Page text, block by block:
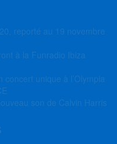
reporté au 19 novembre
à la Funradio Ibiza
unique à l’Olympia
son de Calvin Harris